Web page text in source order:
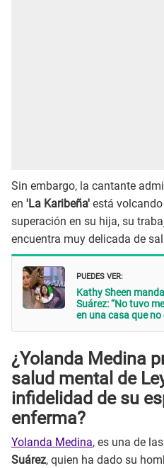
Sin embargo, la cantante
en 'La Karibeña' está
superación en su hija, su
encuentra muy delicada de
PUEDES VER:
Kathy Sheen
Suárez: “No tuvo
en una casa que no
¿Yolanda Medina
salud mental de
infidelidad de su
enferma?
Yolanda Medina, es una de
Suárez, quien ha dado su